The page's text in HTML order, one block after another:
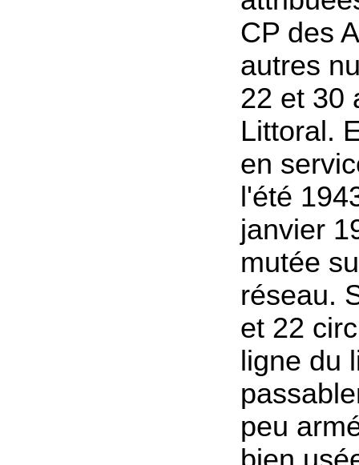
CP des
autres
22 et 30
Littoral.
en
l'été
janvier
mutée
réseau.
et 22
ligne du
peu